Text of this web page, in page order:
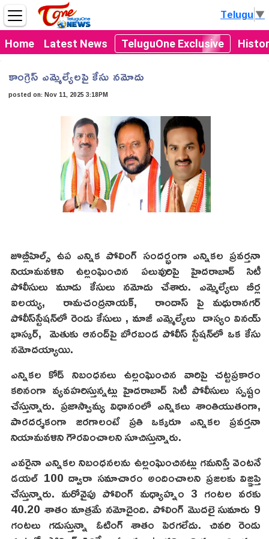
Home Latest News TeluguOne Exclusive
Telugu▼
కాంగ్రెస్ ఎమ్మెల్యేలపై కేసు నమోదు
posted on:Nov 11, 2025 3:18PM
జూబ్లీహిల్స్ ఉప ఎన్నిక పోలింగ్ సంద‌ర్భంగా ఎన్నిక‌ల ప్ర‌వ‌ర్త‌నా
నియామ‌వ‌ళిని ఉల్లంఘించిన ప‌లువురిపై హైద‌రాబాద్ సిటీ
పోలీసులు మూడు కేసులు నమోదు చేశారు. ఎమ్మెల్యేలు బీర్ల
ఐల‌య్య, రామ‌చంద్ర‌నాయ‌క్‌, రాందాస్ పై మ‌ధురాన‌గ‌ర్
పోలీస్‌స్టేష‌న్‌లో రెండు కేసులు , మాజీ ఎమ్మెల్యేలు దాస్యం విన‌య్
భాస్క‌ర్, మెతుకు ఆనంద్‌పై బోర‌బండ పోలీస్ స్టేష‌న్‌లో ఒక కేసు
న‌మోద‌య్యాయి.
ఎన్నికల కోడ్ నిబంధనలు ఉల్లంఘించిన వారిపై చ‌ట్ట‌ప్ర‌కారం
క‌ఠినంగా వ్య‌వ‌హ‌రిస్తున్న‌ట్లు హైదరాబాద్ సిటీ పోలీసులు స్ప‌ష్టం
చేస్తున్నారు. ప్రజాస్వామ్య విధానంలో ఎన్నికలు శాంతియుతంగా,
పారదర్శకంగా జరగాలంటే ప్రతి ఒక్కరూ ఎన్నిక‌ల ప్ర‌వ‌ర్త‌నా
నియామ‌వ‌ళిని గౌర‌వించాల‌ని సూచిస్తున్నారు.
ఎవరైనా ఎన్నికల నిబంధనలను ఉల్లంఘించినట్లు గ‌మ‌నిస్తే వెంటనే
డయల్ 100 ద్వారా సమాచారం అందించాలని ప్రజలకు విజ్ఞప్తి
చేస్తున్నారు. మరోవైపు పోలింగ్ మధ్యాహ్నం 3 గంటల వరకు
40.20 శాతం మాత్రమే నమోదైంది. పోలింగ్ మొదలై సుమారు 9
గంటలు గడుస్తున్నా ఓటింగ్ శాతం పెరగలేదు. చివరి రెండు